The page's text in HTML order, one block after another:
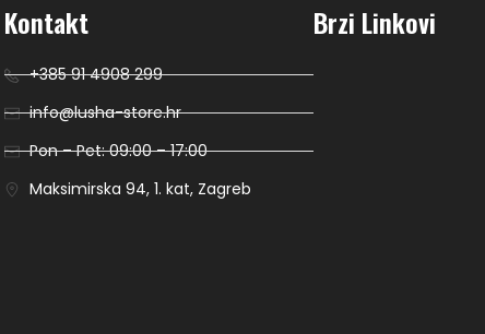
Kontakt
+385 91 4908 299
info@lusha-store.hr
Pon – Pet: 09:00 – 17:00
Maksimirska 94, 1. kat, Zagreb
Brzi Linkovi